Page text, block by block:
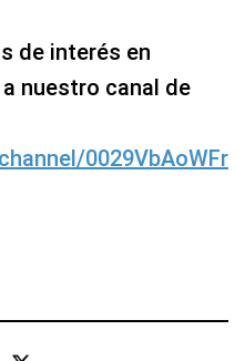
de interés en
nuestro canal de
0029VbAoWFr